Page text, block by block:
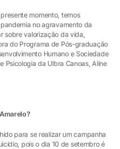
momento, temos
no agravamento da
sobre valorização da vida,
do Programa de Pós-graduação
Humano e Sociedade
Psicologia da Ulbra Canoas, Aline
para se realizar um campanha
pois o dia 10 de setembro é